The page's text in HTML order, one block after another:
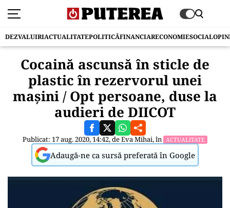
DEZVALUIRIACTUALITATEPOLITICĂFINANCIARECONOMIESOCIAL
Cocaină ascunsă în sticle de
plastic în rezervorul unei
maşini / Opt persoane, duse la
audieri de DIICOT
Publicat: 17 aug. 2020, 14:42, deEva Mihai, în ACTUALITATE
Adaugă-ne ca sursă preferată în Google